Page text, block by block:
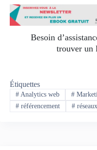
Besoin
trouver un
Étiquettes
#Analytics web #
#référencement #réseaux